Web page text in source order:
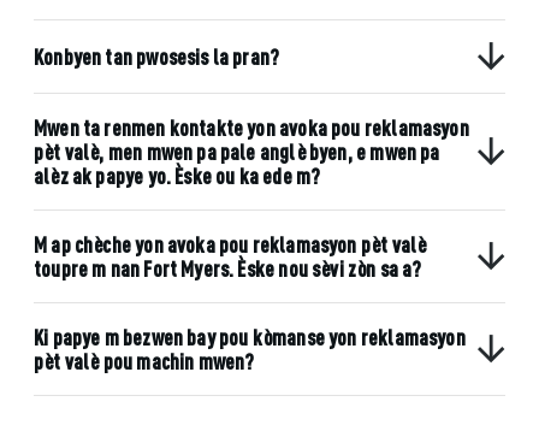
Konbyen tan pwosesis la pran?
Mwen ta renmen kontakte yon avoka pou reklamasyon
pèt valè, men mwen pa pale anglè byen, e mwen pa
alèz ak papye yo. Èske ou ka ede m?
M ap chèche yon avoka pou reklamasyon pèt valè
toupre m nan Fort Myers. Èske nou sèvi zòn sa a?
Ki papye m bezwen bay pou kòmanse yon reklamasyon
pèt valè pou machin mwen?